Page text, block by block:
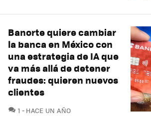
Banorte quiere cambiar
la banca en México con
una estrategia de IA que
va más allá de detener
fraudes: quieren nuevos
clientes
1 COMENTARIOS
HACE UN AÑO